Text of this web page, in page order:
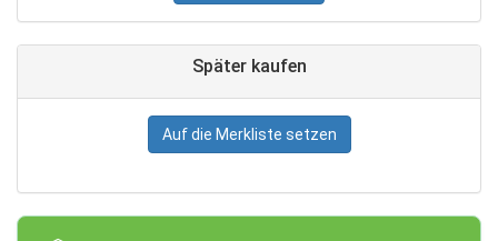
Später kaufen
Auf die Merkliste setzen